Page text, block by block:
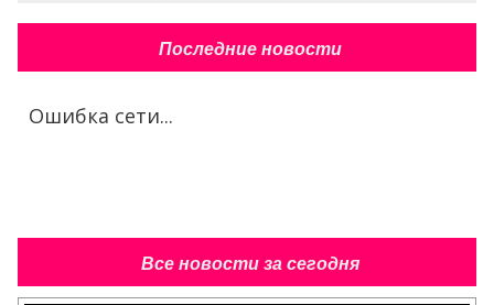
Последние новости
Ошибка сети...
Все новости за сегодня